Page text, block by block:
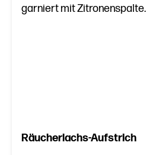
Räucherlachs-Aufstrich